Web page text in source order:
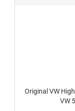
Original VW
VW